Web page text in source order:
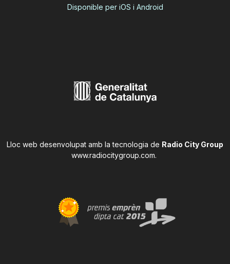
Disponible per iOS i Android
Lloc web desenvolupat amb la tecnologia de Radio City Group
www.radiocitygroup.com.